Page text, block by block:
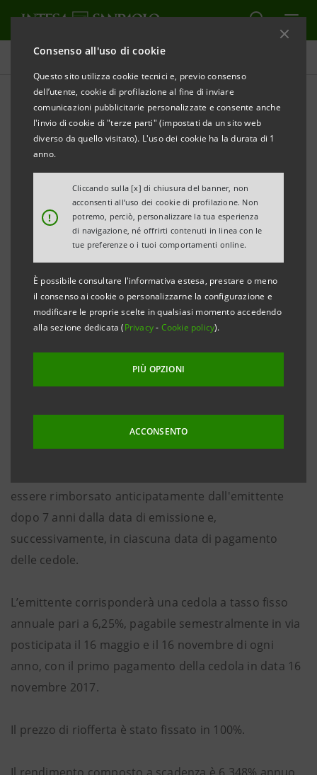
Consenso all'uso di cookie
Questo sito utilizza cookie tecnici e, previo consenso
dell’utente, cookie di profilazione al fine di inviare
comunicazioni pubblicitarie personalizzate e consente anche
l'invio di cookie di "terze parti" (impostati da un sito web
diverso da quello visitato). L'uso dei cookie ha la durata di 1
anno.
!
Cliccando sulla [x] di chiusura del banner, non
acconsenti all’uso dei cookie di profilazione. Non
potremo, perciò, personalizzare la tua esperienza
di navigazione, né offrirti contenuti in linea con le
tue preferenze o i tuoi comportamenti online.
È possibile consultare l'informativa estesa, prestare o meno
il consenso ai cookie o personalizzarne la configurazione e
modificare le proprie scelte in qualsiasi momento accedendo
alla sezione dedicata (Privacy- Cookie policy).
PIÙ OPZIONI
ACCONSENTO
Comunicati stampa
STAMPA AGGIORNA
INTESA SANPAOLO RACCOGLIE 750 MILIONI DI
EURO SUI MERCATI INTERNAZIONALI CON
Questa operazione completa l’emissione di € 4
miliardi diAdditional Tier 1prevista nel Piano di
Impresa 2014-2017
Torino, Milano, 9 maggio 2017– Intesa Sanpaolo ha
lanciato uno strumento di capitale aggiuntivo di
classe 1 (
Additional Tier 1
) per €750 milioni destinato ai
mercati internazionali.
, emesso su base
presenta caratteristiche in linea con la normativa
"CRD IV".
Additional Tier 1è perpetuo (con una scadenza pari
essere rimborsato anticipatamente dall'emittente
dopo 7 anni dalla data di emissione e,
successivamente, in ciascuna data di pagamento
delle cedole.
L’emittente corrisponderà una cedola a tasso fisso
annuale pari a 6,25%, pagabile semestralmente in via
posticipata il 16 maggio e il 16 novembre di ogni
anno, con il primo pagamento della cedola in data 16
novembre 2017.
Il prezzo di riofferta è stato fissato in 100%.